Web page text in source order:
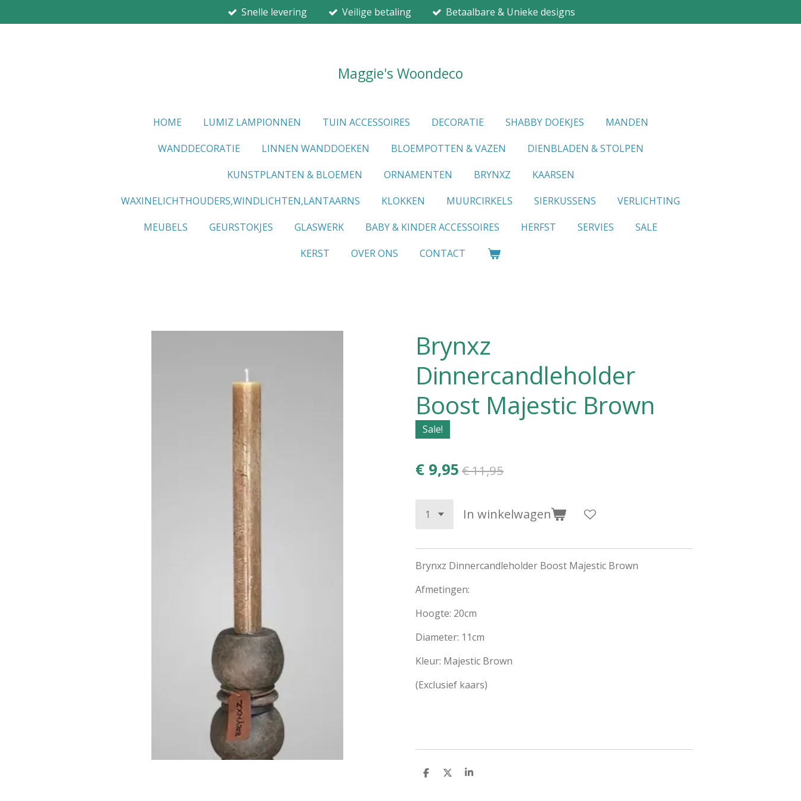
direct
Snelle levering Veilige betaling Betaalbare & Unieke designs
Maggie's Woondeco
HOME LUMIZ LAMPIONNEN TUIN ACCESSOIRES DECORATIE SHABBY DOEKJES
MANDEN
WANDDECORATIE
LINNEN WANDDOEKEN BLOEMPOTTEN & VAZEN
DIENBLADEN & STOLPEN
KUNSTPLANTEN & BLOEMEN
ORNAMENTEN BRYNXZ
KAARSEN
WAXINELICHTHOUDERS,WINDLICHTEN,LANTAARNS
KLOKKEN MUURCIRKELS SIERKUSSENS
VERLICHTING
MEUBELS
GEURSTOKJES GLASWERK BABY & KINDER ACCESSOIRES HERFST SERVIES
SALE
KERST
OVER ONS CONTACT
Brynxz
Dinnercandleholder
Boost Majestic Brown
Sale!
€ 9,95 € 11,95
In winkelwagen
Brynxz Dinnercandleholder Boost Majestic Brown
Afmetingen:
Hoogte: 20cm
Diameter: 11cm
Kleur: Majestic Brown
(Exclusief kaars)
D
D
S